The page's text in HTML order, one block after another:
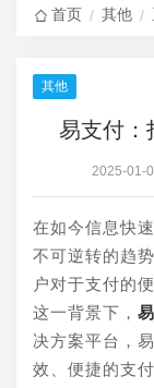
首页 / 其他 /
其他
易支付：
2025-01-
在如今信息快
不可逆转的趋
户对于支付的
这一背景下，
决方案平台，
效、便捷的支付